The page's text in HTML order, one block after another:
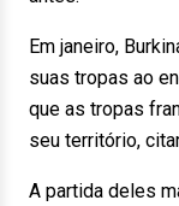
Em janeiro,
suas tropas ao
que as tropas
seu território,
A partida deles